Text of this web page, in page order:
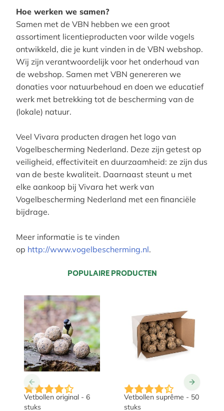
Hoe werken we samen?
Samen met de VBN hebben we een groot
assortiment licentieproducten voor wilde vogels
ontwikkeld, die je kunt vinden in de VBN webshop.
Wij zijn verantwoordelijk voor het onderhoud van
de webshop. Samen met VBN genereren we
donaties voor natuurbehoud en doen we educatief
werk met betrekking tot de bescherming van de
(lokale) natuur.
Veel Vivara producten dragen het logo van
Vogelbescherming Nederland. Deze zijn getest op
veiligheid, effectiviteit en duurzaamheid: ze zijn dus
van de beste kwaliteit. Daarnaast steunt u met
elke aankoop bij Vivara het werk van
Vogelbescherming Nederland met een financiële
bijdrage.
Meer informatie is te vinden
op http://www.vogelbescherming.nl.
POPULAIRE PRODUCTEN
Vetbollen original - 6
stuks
Vetbollen suprême - 50
stuks